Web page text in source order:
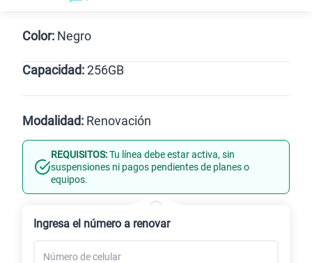
Color: Negro
Negro
Capacidad:256GB
256GB
Modalidad: Renovación
Línea Nueva Portabilidad
REQUISITOS:Tu línea debe estar activa, sin
suspensiones ni pagos pendientes de planes o
equipos.
Ingresa el número a renovar